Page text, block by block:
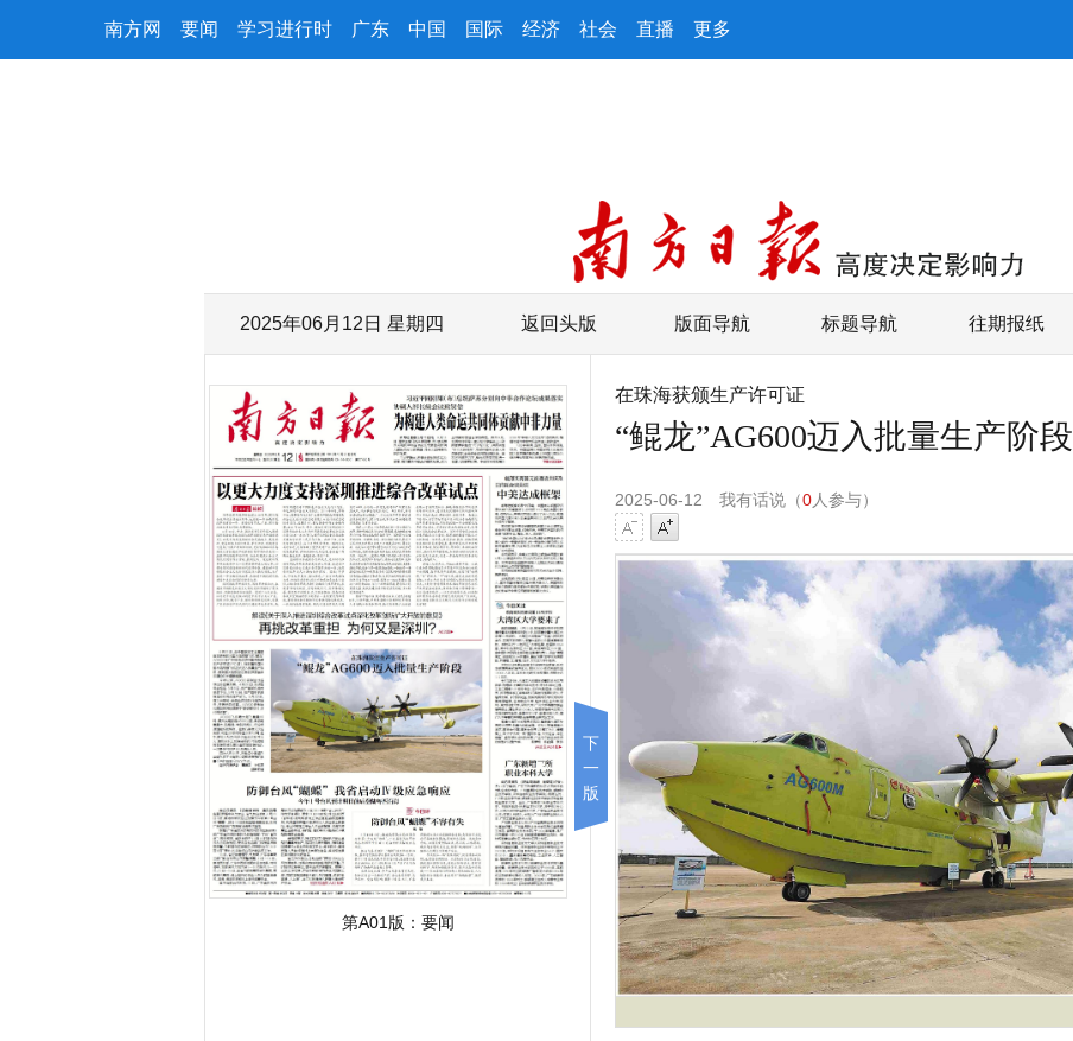
南方网 要闻 学习进行时 广东 中国 国际 经济 社会 直播 更多
2025年06月12日 星期四 返回头版 版面导航 标题导航 往期报纸
下
一
版
第A01版： 要闻
在珠海获颁生产许可证
“鲲龙”AG600迈入批量生产阶段
2025-06-12 我有话说（0人参与）
字号减小字号增大